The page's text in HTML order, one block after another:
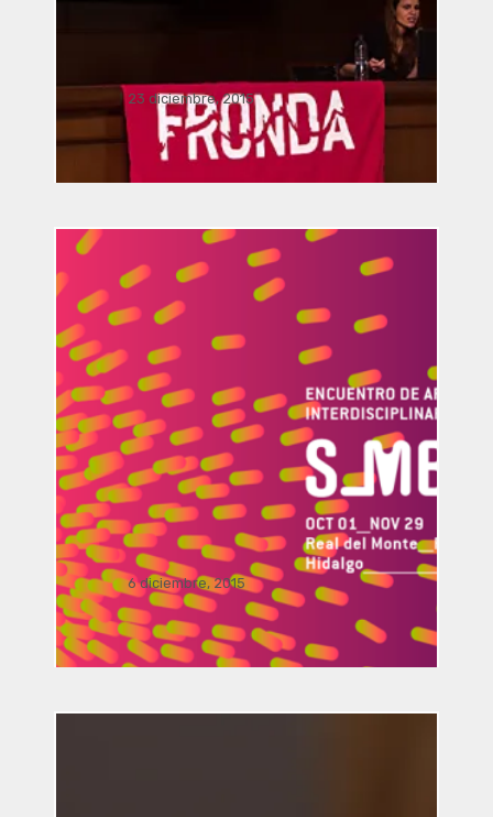
Vinculación / presentación
FRONDA Parque Hidalgo 158.. . .
Dialogo Interdisciplinar: El viaje del
arte y la arquitectura a la realidad
aumentada por Manusamo & Bzika
Simposio / conferencia Sala J. Pilar
Licona UAEH,. . .
23 diciembre, 2015
6 diciembre, 2015